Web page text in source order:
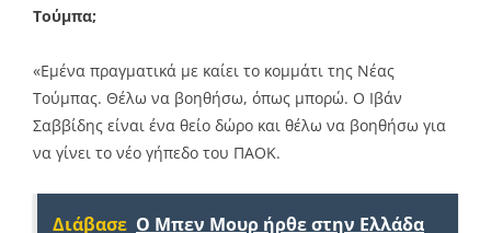
Τούμπα;
«Εμένα πραγματικά με καίει το κομμάτι της Νέας
Τούμπας. Θέλω να βοηθήσω, όπως μπορώ. Ο Ιβάν
Σαββίδης είναι ένα θείο δώρο και θέλω να βοηθήσω για
να γίνει το νέο γήπεδο του ΠΑΟΚ.
Διάβασε O Mπεν Μουρ ήρθε στην Ελλάδα